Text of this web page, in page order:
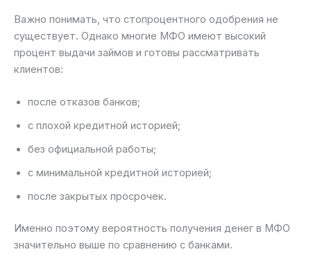
Важно понимать, что стопроцентного одобрения не
существует. Однако многие МФО имеют высокий
процент выдачи займов и готовы рассматривать
клиентов:
после отказов банков;
с плохой кредитной историей;
без официальной работы;
с минимальной кредитной историей;
после закрытых просрочек.
Именно поэтому вероятность получения денег в МФО
значительно выше по сравнению с банками.